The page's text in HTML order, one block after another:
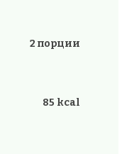
2 порции
85 kcal